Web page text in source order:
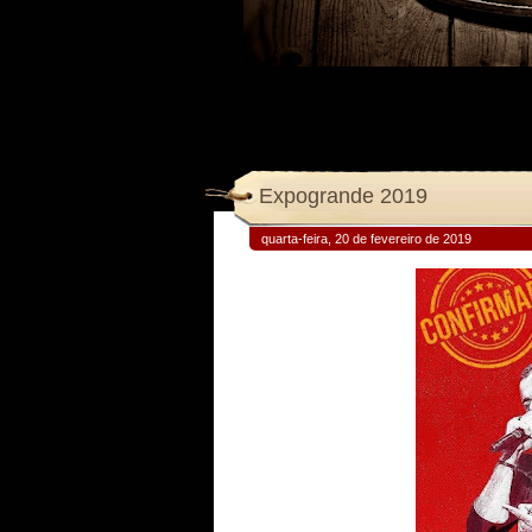
Expogrande 2019
quarta-feira, 20 de fevereiro de 2019